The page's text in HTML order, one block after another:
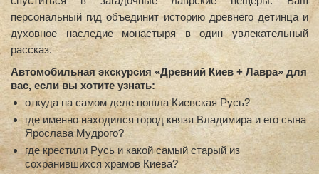
персональный гид объединит историю древнего детинца и
духовное наследие монастыря в один увлекательный
рассказ.
Автомобильная экскурсия «Древний Киев + Лавра» для
вас, если вы хотите узнать:
откуда на самом деле пошла Киевская Русь?
где именно находился город князя Владимира и его сына
Ярослава Мудрого?
где крестили Русь и какой самый старый из
сохранившихся храмов Киева?